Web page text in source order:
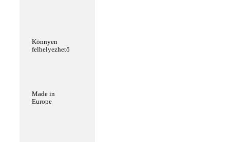
Könnyen
felhelyezhető
Made in
Europe